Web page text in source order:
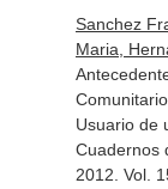
Sanchez
Maria,
Usuario de
Cuadernos
2012. Vol.